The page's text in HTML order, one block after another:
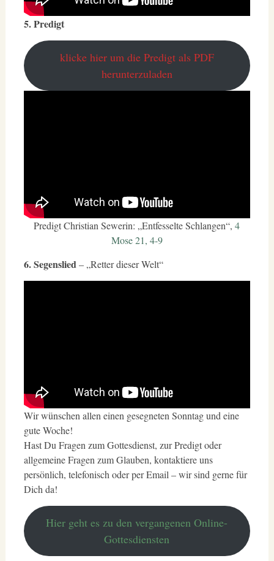
5. Predigt
klicke hier um die Predigt als PDF
herunterzuladen
Predigt Christian Sewerin: „Entfesselte Schlangen“,4
Mose 21, 4-9
6. Segenslied– „Retter dieser Welt“
Wir wünschen allen einen gesegneten Sonntag und eine
gute Woche!
Hast Du Fragen zum Gottesdienst, zur Predigt oder
allgemeine Fragen zum Glauben, kontaktiere uns
persönlich, telefonisch oder per Email – wir sind gerne für
Dich da!
Hier geht es zu den vergangenen Online-
Gottesdiensten